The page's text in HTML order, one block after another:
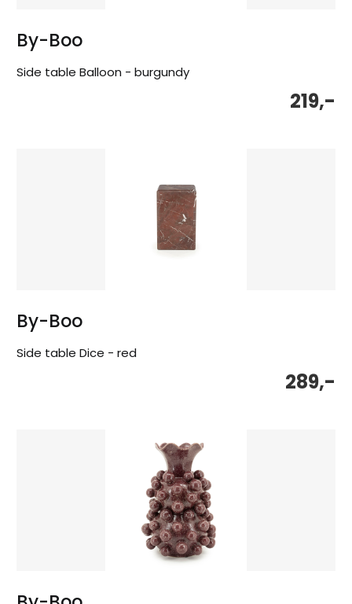
By-Boo
Side table Balloon - burgundy
219,-
By-Boo
Side table Dice - red
289,-